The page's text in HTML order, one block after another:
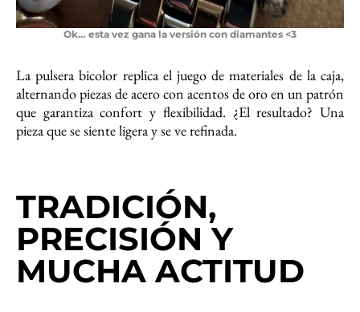
Ok… esta vez gana la versión con diamantes <3
La pulsera bicolor replica el juego de materiales de la caja,
alternando piezas de acero con acentos de oro en un patrón
que garantiza confort y flexibilidad. ¿El resultado? Una
pieza que se siente ligera y se ve refinada.
TRADICIÓN,
PRECISIÓN Y
MUCHA ACTITUD